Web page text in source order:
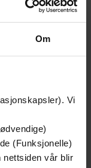
Om
Vi
(Funksjonelle)
nettsiden vår blir
EBOK